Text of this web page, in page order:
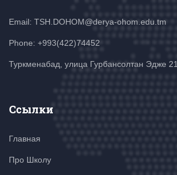
Email: TSH.DOHOM@derya-ohom.edu.tm
Phone: +993(422)74452
Туркменабад, улица Гурбансолтан Эдже 21
Ссылки
Главная
Про Школу